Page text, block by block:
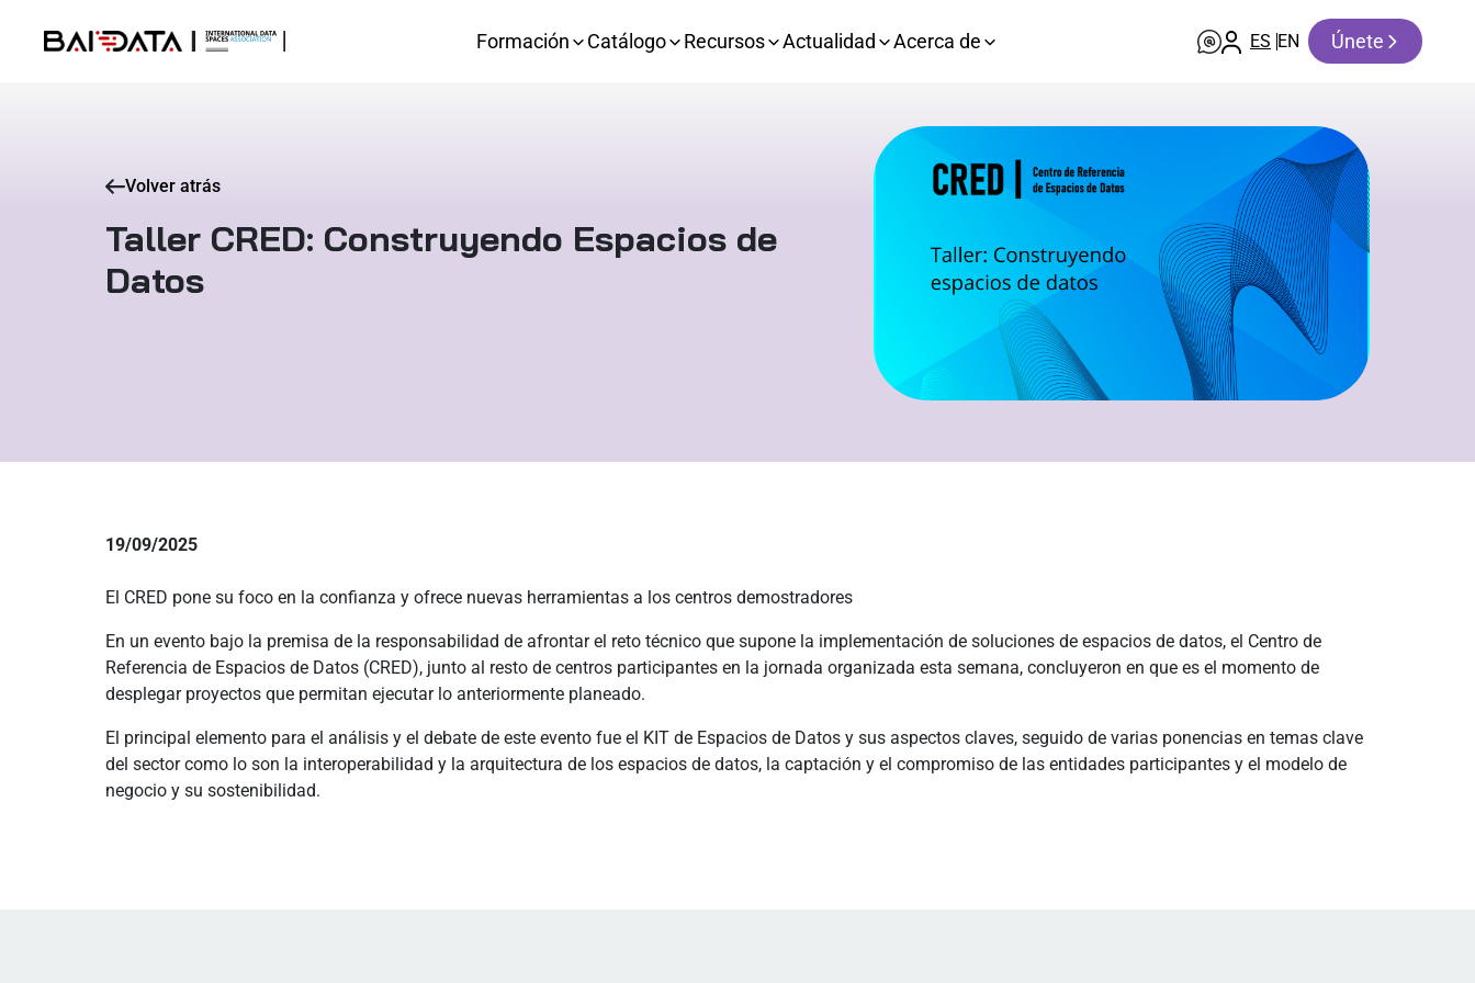
Formación Catálogo Recursos Actualidad Acerca de ES EN Únete
Volver atrás
Taller CRED: Construyendo Espacios de
Datos
19/09/2025
El CRED pone su foco en la confianza y ofrece nuevas herramientas a los centros demostradores
En un evento bajo la premisa de la responsabilidad de afrontar el reto técnico que supone la implementación de soluciones de espacios de datos, el Centro de
Referencia de Espacios de Datos (CRED), junto al resto de centros participantes en la jornada organizada esta semana, concluyeron en que es el momento de
desplegar proyectos que permitan ejecutar lo anteriormente planeado.
El principal elemento para el análisis y el debate de este evento fue el KIT de Espacios de Datos y sus aspectos claves, seguido de varias ponencias en temas clave
del sector como lo son la interoperabilidad y la arquitectura de los espacios de datos, la captación y el compromiso de las entidades participantes y el modelo de
negocio y su sostenibilidad.